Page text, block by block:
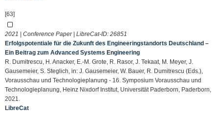
[63]
2021 | Conference Paper | LibreCat-ID: 26851
Erfolgspotentiale für die Zukunft des Engineeringstandorts Deutschland –
Ein Beitrag zum Advanced Systems Engineering
R. Dumitrescu, H. Anacker, E.-M. Grote, R. Rasor, J. Tekaat, M. Meyer, J.
Gausemeier, S. Steglich, in: J. Gausemeier, W. Bauer, R. Dumitrescu (Eds.),
Vorausschau und Technologieplanung - 16. Symposium Vorausschau und
Technologieplanung, Heinz Nixdorf Institut, Universität Paderborn, Paderborn,
2021.
LibreCat